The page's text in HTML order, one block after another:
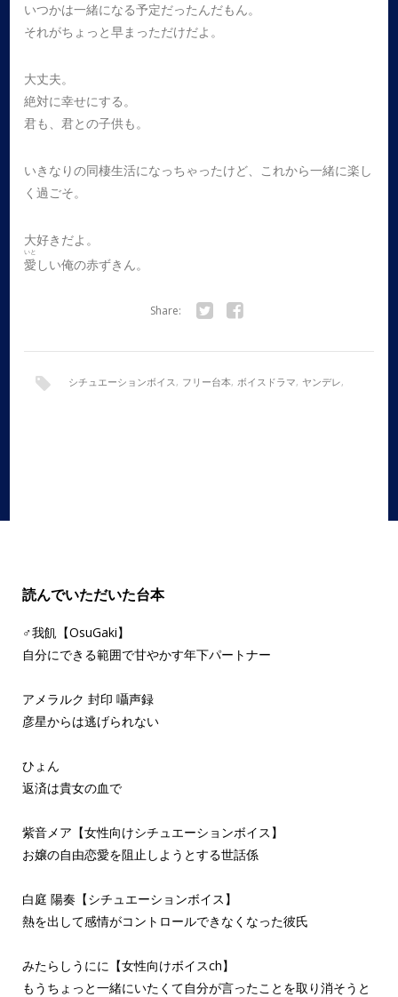
いつかは一緒になる予定だったんだもん。
それがちょっと早まっただけだよ。
大丈夫。
絶対に幸せにする。
君も、君との子供も。
いきなりの同棲生活になっちゃったけど、これから一緒に楽し
く過ごそ。
大好きだよ。
愛
いと
しい俺の赤ずきん。
Share:
シチュエーションボイス, フリー台本, ボイスドラマ, ヤンデレ,
読んでいただいた台本
♂我飢【OsuGaki】
自分にできる範囲で甘やかす年下パートナー
アメラルク 封印 囁声録
彦星からは逃げられない
ひょん
返済は貴女の血で
紫音メア【女性向けシチュエーションボイス】
お嬢の自由恋愛を阻止しようとする世話係
白庭 陽奏【シチュエーションボイス】
熱を出して感情がコントロールできなくなった彼氏
みたらしうにに【女性向けボイスch】
もうちょっと一緒にいたくて自分が言ったことを取り消そうと